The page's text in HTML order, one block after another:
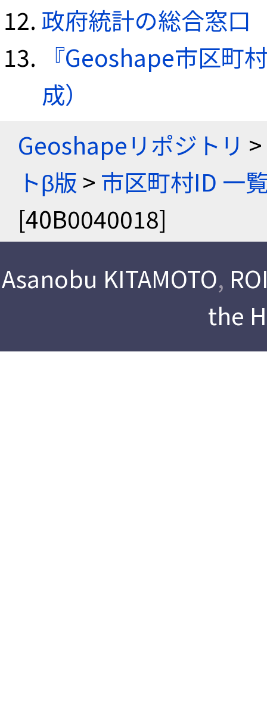
政府統計の総合窓口
『Geoshape市区町
成）
Geoshapeリポジトリ >
トβ版 > 市区町村ID 一
[40B0040018]
Asanobu KITAMOTO,
the